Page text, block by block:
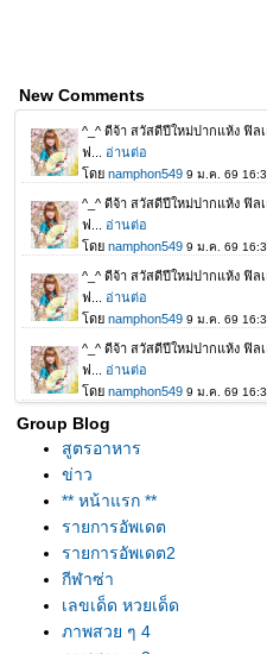
New Comments
Group Blog
สูตรอาหาร
ข่าว
** หน้าแรก **
รายการอัพเดต
รายการอัพเดต2
กีฬาซ่า
เลขเด็ด หวยเด็ด
ภาพสวย ๆ 4